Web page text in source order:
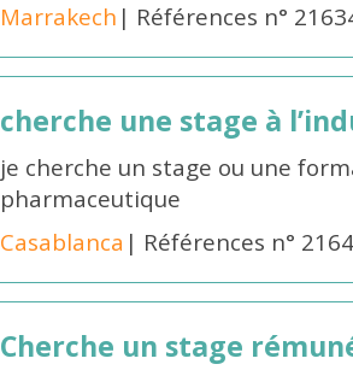
Marrakech | Références n°
cherche une stage à
je cherche un stage ou une
pharmaceutique
Casablanca | Références n°
Cherche un stage